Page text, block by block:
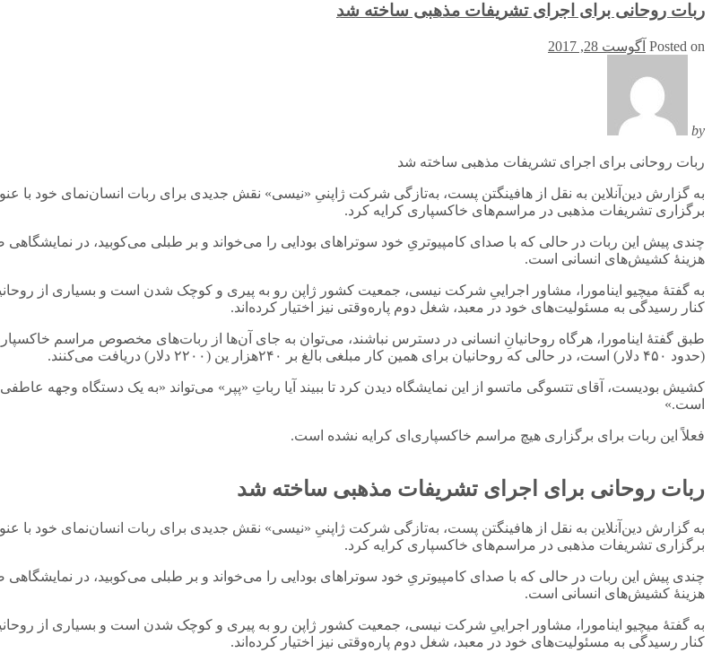
ربات روحانی برای اجرای تشریفات مذهبی ساخته شد
Posted on آگوست 28, 2017
by
ربات روحانی برای اجرای تشریفات مذهبی ساخته شد
به گزارش دین‌آنلاین به نقل از هافینگتن پست، به‌تازگی شرکت ژاپنیِ «نیسی» نقش جدیدی برای ربات انسان‌نمای خود
برگزاری تشریفات مذهبی در مراسم‌های خاکسپاری کرایه کرد.
چندی پیش این ربات در حالی که با صدای کامپیوتریِ خود سوتراهای بودایی را می‌خواند و بر طبلی می‌کوبید، در
هزینۀ کشیش‌های انسانی است.
به گفتۀ میچیو اینامورا، مشاور اجراییِ شرکت نیسی، جمعیت کشور ژاپن رو به پیری و کوچک شدن است و بسیاری از
کنار رسیدگی به مسئولیت‌های خود در معبد، شغل دوم پاره‌وقتی نیز اختیار کرده‌اند.
طبق گفتۀ اینامورا، هرگاه روحانیانِ انسانی در دسترس نباشند، می‌توان به جای آن‌ها از ربات‌های مخصوص مراسم
(حدود ۴۵۰ دلار) است، در حالی که روحانیان برای همین کار مبلغی بالغ بر ۲۴۰هزار ین (۲۲۰۰ دلار) دریافت می‌کنند.
کشیش بودیست، آقای تتسوگی ماتسو از این نمایشگاه دیدن کرد تا ببیند آیا رباتِ «پپر» می‌تواند «به یک دستگاه وجهه
است.»
فعلاً این ربات برای برگزاری هیچ مراسم خاکسپاری‌ای کرایه نشده است.
ربات روحانی برای اجرای تشریفات مذهبی ساخته شد
به گزارش دین‌آنلاین به نقل از هافینگتن پست، به‌تازگی شرکت ژاپنیِ «نیسی» نقش جدیدی برای ربات انسان‌نمای خود
برگزاری تشریفات مذهبی در مراسم‌های خاکسپاری کرایه کرد.
چندی پیش این ربات در حالی که با صدای کامپیوتریِ خود سوتراهای بودایی را می‌خواند و بر طبلی می‌کوبید، در
هزینۀ کشیش‌های انسانی است.
به گفتۀ میچیو اینامورا، مشاور اجراییِ شرکت نیسی، جمعیت کشور ژاپن رو به پیری و کوچک شدن است و بسیاری از
کنار رسیدگی به مسئولیت‌های خود در معبد، شغل دوم پاره‌وقتی نیز اختیار کرده‌اند.